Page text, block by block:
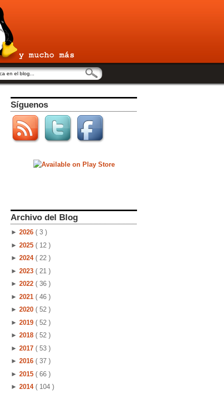
Síguenos
Archivo del Blog
► 2026 ( 3 )
► 2025 ( 12 )
► 2024 ( 22 )
► 2023 ( 21 )
► 2022 ( 36 )
► 2021 ( 46 )
► 2020 ( 52 )
► 2019 ( 52 )
► 2018 ( 52 )
► 2017 ( 53 )
► 2016 ( 37 )
► 2015 ( 66 )
► 2014 ( 104 )